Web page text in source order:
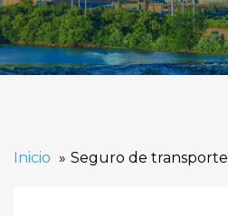
Inicio Seguro de transporte